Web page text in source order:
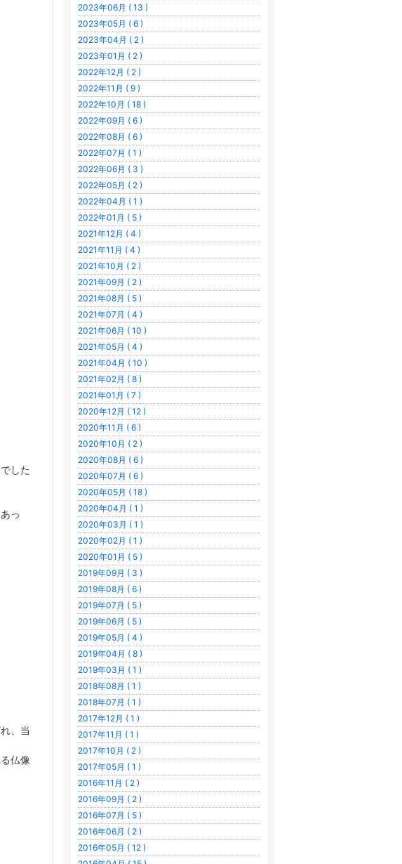
した
っ
、当
仏像
2023年06月 ( 13 )
2023年05月 ( 6 )
2023年04月 ( 2 )
2023年01月 ( 2 )
2022年12月 ( 2 )
2022年11月 ( 9 )
2022年10月 ( 18 )
2022年09月 ( 6 )
2022年08月 ( 6 )
2022年07月 ( 1 )
2022年06月 ( 3 )
2022年05月 ( 2 )
2022年04月 ( 1 )
2022年01月 ( 5 )
2021年12月 ( 4 )
2021年11月 ( 4 )
2021年10月 ( 2 )
2021年09月 ( 2 )
2021年08月 ( 5 )
2021年07月 ( 4 )
2021年06月 ( 10 )
2021年05月 ( 4 )
2021年04月 ( 10 )
2021年02月 ( 8 )
2021年01月 ( 7 )
2020年12月 ( 12 )
2020年11月 ( 6 )
2020年10月 ( 2 )
2020年08月 ( 6 )
2020年07月 ( 6 )
2020年05月 ( 18 )
2020年04月 ( 1 )
2020年03月 ( 1 )
2020年02月 ( 1 )
2020年01月 ( 5 )
2019年09月 ( 3 )
2019年08月 ( 6 )
2019年07月 ( 5 )
2019年06月 ( 5 )
2019年05月 ( 4 )
2019年04月 ( 8 )
2019年03月 ( 1 )
2018年08月 ( 1 )
2018年07月 ( 1 )
2017年12月 ( 1 )
2017年11月 ( 1 )
2017年10月 ( 2 )
2017年05月 ( 1 )
2016年11月 ( 2 )
2016年09月 ( 2 )
2016年07月 ( 5 )
2016年06月 ( 2 )
2016年05月 ( 12 )